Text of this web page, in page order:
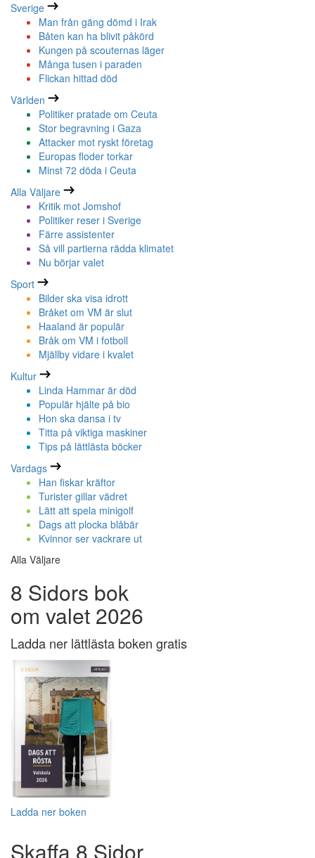
Sverige
Man från gäng dömd i Irak
Båten kan ha blivit påkörd
Kungen på scouternas läger
Många tusen i paraden
Flickan hittad död
Världen
Politiker pratade om Ceuta
Stor begravning i Gaza
Attacker mot ryskt företag
Europas floder torkar
Minst 72 döda i Ceuta
Alla Väljare
Kritik mot Jomshof
Politiker reser i Sverige
Färre assistenter
Så vill partierna rädda klimatet
Nu börjar valet
Sport
Bilder ska visa idrott
Bråket om VM är slut
Haaland är populär
Bråk om VM i fotboll
Mjällby vidare i kvalet
Kultur
Linda Hammar är död
Populär hjälte på bio
Hon ska dansa i tv
Titta på viktiga maskiner
Tips på lättlästa böcker
Vardags
Han fiskar kräftor
Turister gillar vädret
Lätt att spela minigolf
Dags att plocka blåbär
Kvinnor ser vackrare ut
Alla Väljare
8 Sidors bok
om valet 2026
Ladda ner lättlästa boken gratis
Ladda ner boken
Skaffa 8 Sidor